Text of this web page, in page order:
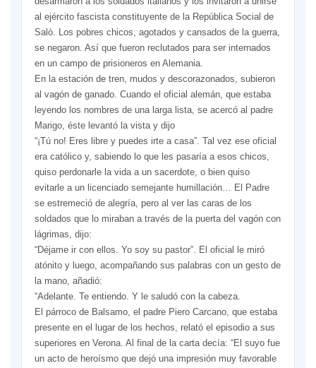
al ejército fascista constituyente de la República Social de
Salò. Los pobres chicos, agotados y cansados de la guerra,
se negaron. Así que fueron reclutados para ser internados
en un campo de prisioneros en Alemania.
En la estación de tren, mudos y descorazonados, subieron
al vagón de ganado. Cuando el oficial alemán, que estaba
leyendo los nombres de una larga lista, se acercó al padre
Marigo, éste levantó la vista y dijo
“¡Tú no! Eres libre y puedes irte a casa”. Tal vez ese oficial
era católico y, sabiendo lo que les pasaría a esos chicos,
quiso perdonarle la vida a un sacerdote, o bien quiso
evitarle a un licenciado semejante humillación… El Padre
se estremeció de alegría, pero al ver las caras de los
soldados que lo miraban a través de la puerta del vagón con
lágrimas, dijo:
“Déjame ir con ellos. Yo soy su pastor”. El oficial le miró
atónito y luego, acompañando sus palabras con un gesto de
la mano, añadió:
“Adelante. Te entiendo. Y le saludó con la cabeza.
El párroco de Balsamo, el padre Piero Carcano, que estaba
presente en el lugar de los hechos, relató el episodio a sus
superiores en Verona. Al final de la carta decía: “El suyo fue
un acto de heroísmo que dejó una impresión muy favorable